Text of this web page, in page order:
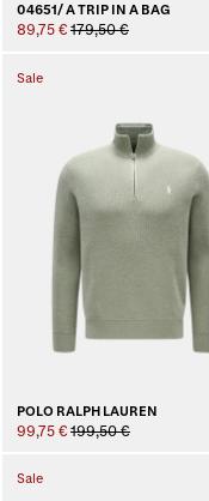
04651/ A TRIP IN A BAG
89,75 € 179,50 €
Sale
POLO RALPH LAUREN
99,75 € 199,50 €
Sale